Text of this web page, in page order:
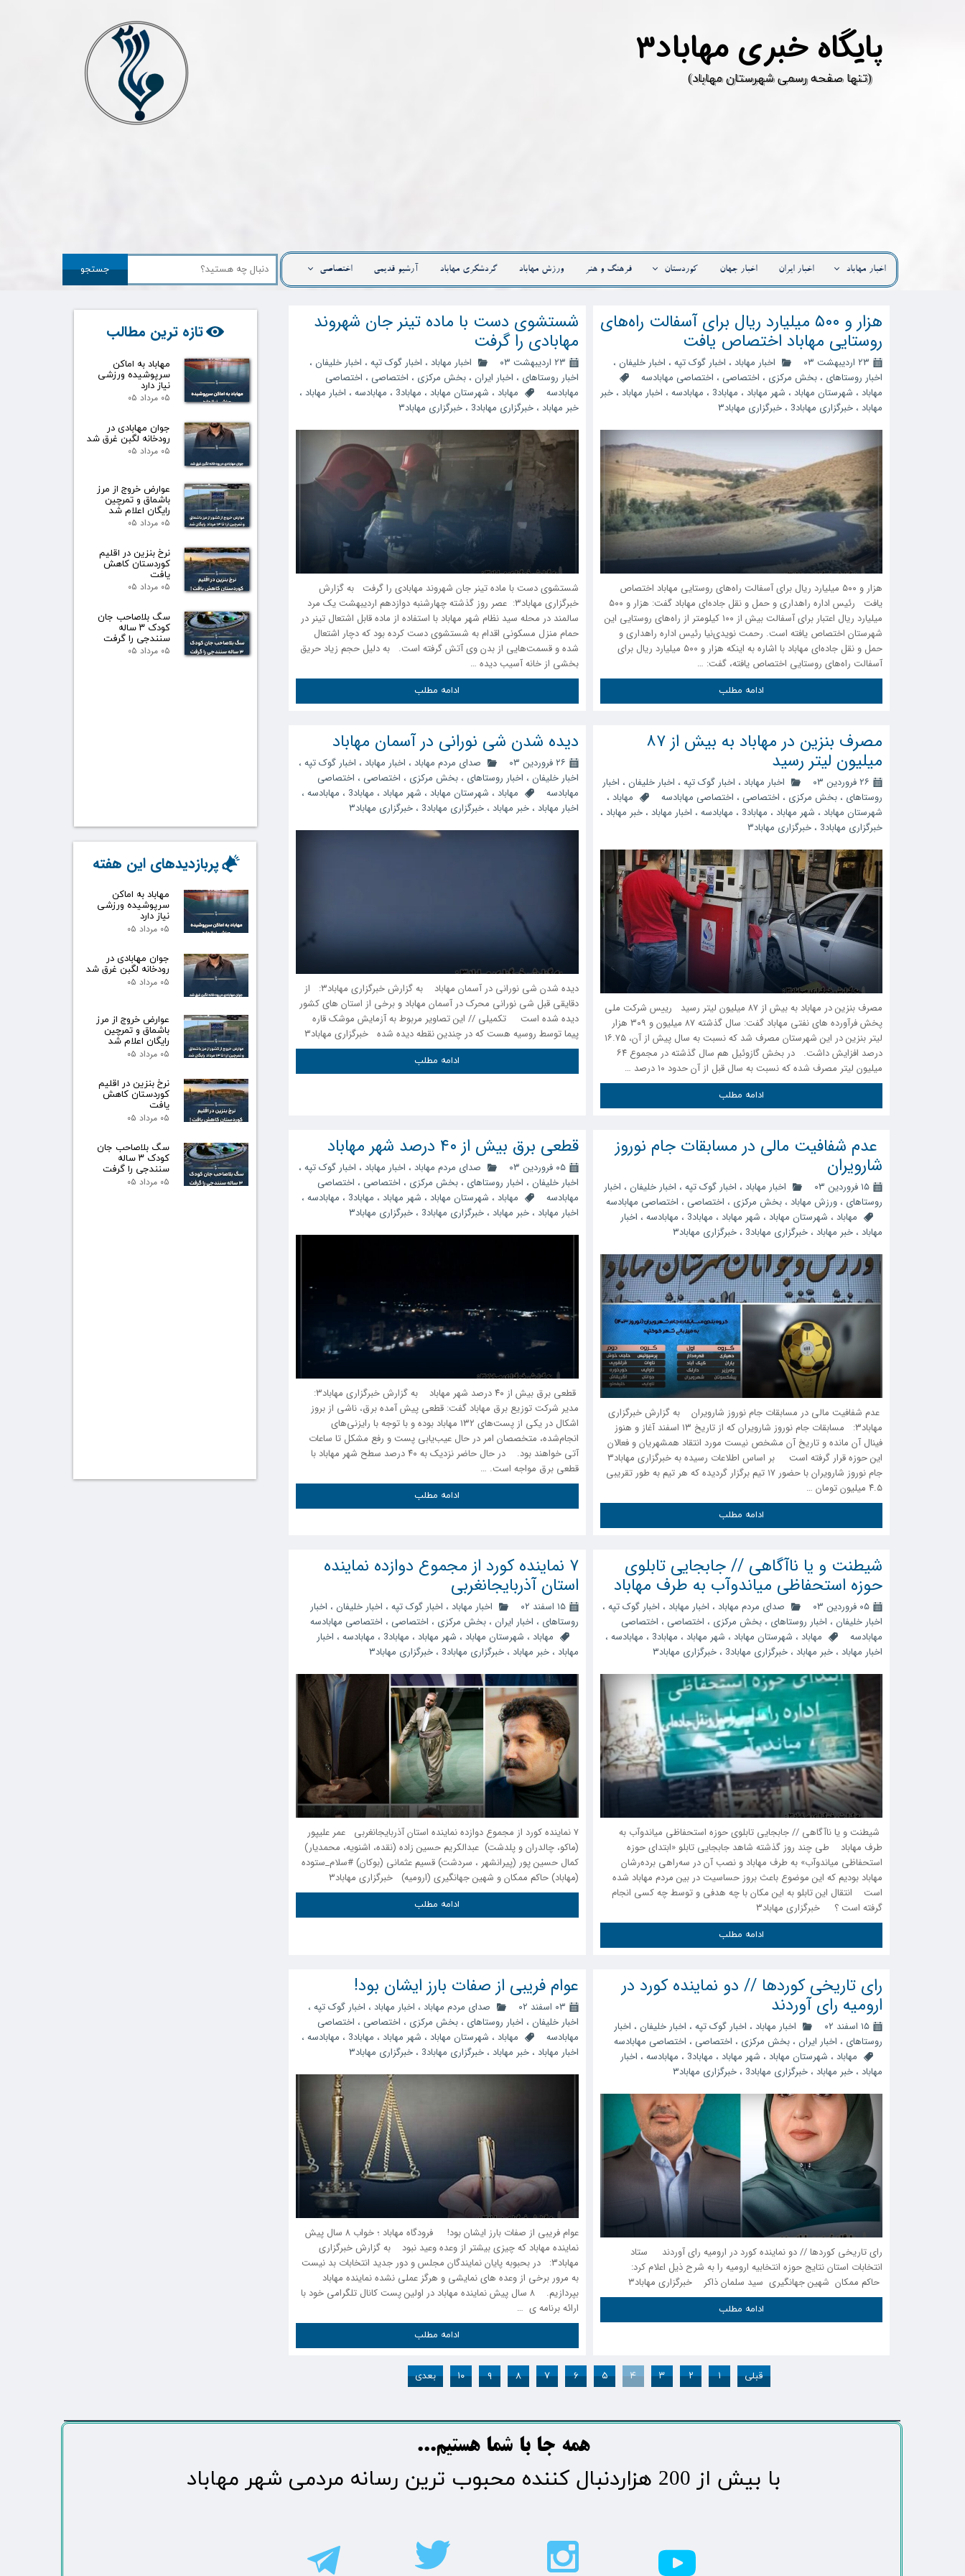
پ
​(تنها صفحه رسمی شهرستان مهاباد)
اخبار مهاباد اخبار ایران اخبار جهان کوردستان فرهنگ و هنر ورزش مهاباد گردشگری مهاباد آرشیو قدیمی اختصاصی جستجو
هزار و ۵۰۰ میلیارد ریال برای آسفالت راه‌های
روستایی مهاباد اختصاص یافت
۲۳ اردیبهشت ۰۳ اخبار مهاباد ، اخبار گوک تپه ، اخبار خلیفان ،
اخبار روستاهای ، بخش مرکزی ، اختصاصی ، اختصاصی مهابادسه
مهاباد ، شهرستان مهاباد ، شهر مهاباد ، مهاباد3 ، مهابادسه ، اخبار مهاباد ، خبر
مهاباد ، خبرگزاری مهاباد3 ، خبرگزاری مهاباد۳
هزار و ۵۰۰ میلیارد ریال برای آسفالت راه‌های روستایی مهاباد اختصاص
یافت رئیس اداره راهداری و حمل و نقل جاده‌ای مهاباد گفت: هزار و ۵۰۰
میلیارد ریال اعتبار برای آسفالت بیش از ۱۰۰ کیلومتر از راه‌های روستا‌یی این
شهرستان اختصاص یافته است. رحمت نویدی‌نیا رئیس اداره راهداری و
حمل و نقل جاده‌ای مهاباد با اشاره به اینکه هزار و ۵۰۰ میلیارد ریال برای
آسفالت راه‌های روستایی اختصاص یافته، گفت: …
ادامه مطلب
شستشوی دست با ماده تینر جان شهروند
مهابادی را گرفت
۲۳ اردیبهشت ۰۳ اخبار مهاباد ، اخبار گوک تپه ، اخبار خلیفان ،
اخبار روستاهای ، اخبار ایران ،بخش مرکزی ، اختصاصی ، اختصاصی
مهابادسه
مهاباد ، شهرستان مهاباد ، مهاباد3 ، مهابادسه ، اخبار مهاباد ،
خبر مهاباد ،خبرگزاری مهاباد3 ،خبرگزاری مهاباد۳
شستشوی دست با ماده تینر جان شهروند مهابادی را گرفت به گزارش
خبرگزاری مهاباد۳: عصر روز گذشته چهارشنبه دوازدهم اردیبهشت یک مرد
سالمند در محله سید نظام شهر مهاباد با استفاده از ماده قابل اشتعال تینر در
حمام منزل مسکونی اقدام به شستشوی دست کرده بود که دچار اشتعال
شده و قسمت‌هایی از بدن وی آتش گرفته است. به دلیل حجم زیاد حریق
بخشی از خانه آسیب دیده …
ادامه مطلب
مصرف بنزین در مهاباد به بیش از ۸۷
میلیون لیتر رسید
۲۶ فروردین ۰۳ اخبار مهاباد ، اخبار گوک تپه ، اخبار خلیفان ، اخبار
روستاهای ، بخش مرکزی ، اختصاصی ، اختصاصی مهابادسه مهاباد ،
شهرستان مهاباد ، شهر مهاباد ، مهاباد3 ، مهابادسه ، اخبار مهاباد ، خبر مهاباد ،
خبرگزاری مهاباد3 ، خبرگزاری مهاباد۳
مصرف بنزین در مهاباد به بیش از ۸۷ میلیون لیتر رسید رییس شرکت ملی
پخش فرآورده های نفتی مهاباد گفت: سال گذشته ۸۷ میلیون و ۳۰۹ هزار
لیتر بنزین در این شهرستان مصرف شد که نسبت به سال پیش از آن، ۱۶.۷۵
درصد افزایش داشت. در بخش گازوئیل هم سال گذشته در مجموع ۶۴
میلیون لیتر مصرف شده که نسبت به سال قبل از آن حدود ۱۰ درصد …
ادامه مطلب
دیده شدن شی نورانی در آسمان مهاباد
۲۶ فروردین ۰۳ صدای مردم مهاباد ، اخبار مهاباد ، اخبار گوک تپه ،
اخبار خلیفان ، اخبار روستاهای ،بخش مرکزی ، اختصاصی ، اختصاصی
مهابادسه
مهاباد ، شهرستان مهاباد ، شهر مهاباد ، مهاباد3 ، مهابادسه ،
اخبار مهاباد ،خبر مهاباد ،خبرگزاری مهاباد3 ،خبرگزاری مهاباد۳
دیده شدن شی نورانی در آسمان مهاباد به گزارش خبرگزاری مهاباد۳: از
دقایقی قبل شی نورانی محرک در آسمان مهاباد و برخی از استان های کشور
دیده شده است تکمیلی // این تصاویر مربوط به آزمایش موشک قاره
پیما توسط روسیه هست که در چندین نقطه دیده شده خبرگزاری مهاباد۳
ادامه مطلب
‍ عدم شفافیت مالی در مسابقات جام نوروز
شارویران
۱۵ فروردین ۰۳ اخبار مهاباد ، اخبار گوک تپه ، اخبار خلیفان ، اخبار
روستاهای ، ورزش مهاباد ، بخش مرکزی ، اختصاصی ، اختصاصی مهابادسه
مهاباد ، شهرستان مهاباد ، شهر مهاباد ، مهاباد3 ، مهابادسه ، اخبار
مهاباد ، خبر مهاباد ، خبرگزاری مهاباد3 ، خبرگزاری مهاباد۳
‍ عدم شفافیت مالی در مسابقات جام نوروز شارویران به گزارش خبرگزاری
مهاباد۳: مسابقات جام نوروز شارویران که از تاریخ ۱۳ اسفند آغاز و هنوز
فینال آن مانده و تاریخ آن مشخص نیست مورد انتقاد همشهریان و فعالان
این حوزه قرار گرفته است بر اساس اطلاعات رسیده به خبرگزاری مهاباد۳
جام نوروز شارویران با حضور ۱۷ تیم برگزار گردیده که هر تیم به طور تقریبی
۴.۵ میلیون تومان …
ادامه مطلب
قطعی برق بیش از ۴۰ درصد شهر مهاباد
۰۵ فروردین ۰۳ صدای مردم مهاباد ، اخبار مهاباد ، اخبار گوک تپه ،
اخبار خلیفان ، اخبار روستاهای ،بخش مرکزی ، اختصاصی ، اختصاصی
مهابادسه
مهاباد ، شهرستان مهاباد ، شهر مهاباد ، مهاباد3 ، مهابادسه ،
اخبار مهاباد ،خبر مهاباد ،خبرگزاری مهاباد3 ،خبرگزاری مهاباد۳
قطعی برق بیش از ۴۰ درصد شهر مهاباد به گزارش خبرگزاری مهاباد۳:
مدیر شرکت توزیع برق مهاباد گفت: قطعی پیش آمده برق، ناشی از بروز
اشکال در یکی از پست‌های ۱۳۲ مهاباد بوده و با توجه با رایزنی‌های
انجام‌شده، متخصصان امر در حال عیب‌یابی پست و رفع مشکل تا ساعات
آتی خواهند بود. در حال حاضر نزدیک به ۴۰ درصد سطح شهر مهاباد با
قطعی برق مواجه است. …
ادامه مطلب
شیطنت و یا ناآگاهی // جابجایی تابلوی
حوزه استحفاظی میاندوآب به طرف مهاباد
۰۵ فروردین ۰۳ صدای مردم مهاباد ، اخبار مهاباد ، اخبار گوک تپه ،
اخبار خلیفان ، اخبار روستاهای ، بخش مرکزی ، اختصاصی ، اختصاصی
مهابادسه
مهاباد ، شهرستان مهاباد ، شهر مهاباد ، مهاباد3 ، مهابادسه ،
اخبار مهاباد ، خبر مهاباد ، خبرگزاری مهاباد3 ، خبرگزاری مهاباد۳
شیطنت و یا ناآگاهی // جابجایی تابلوی حوزه استحفاظی میاندوآب به
طرف مهاباد طی چند روز گذشته شاهد جابجایی تابلو «ابتدای حوزه
استحفاظی میاندوآب» به طرف مهاباد و نصب آن در سه‌راهی برده‌رشان
مهاباد بودیم کە این موضوع باعث بروز حساسیت در بین مردم مهاباد شده
است انتقال این تابلو به این مکان با چه هدفی و توسط چه کسی انجام
گرفته است ؟ خبرگزاری مهاباد۳
ادامه مطلب
۷ نماینده کورد از مجموع دوازده نماینده
استان آذربایجانغربی
۱۵ اسفند ۰۲ اخبار مهاباد ، اخبار گوک تپه ، اخبار خلیفان ، اخبار
روستاهای ، اخبار ایران ،بخش مرکزی ، اختصاصی ، اختصاصی مهابادسه
مهاباد ، شهرستان مهاباد ، شهر مهاباد ، مهاباد3 ، مهابادسه ، اخبار
مهاباد ،خبر مهاباد ،خبرگزاری مهاباد3 ،خبرگزاری مهاباد۳
۷ نماینده کورد از مجموع دوازده نماینده استان آذربایجانغربی عمر علیپور
(ماکو، چالدران و پلدشت) عبدالکریم حسین زاده (نقده، اشنویه، محمدیار)
کمال حسین پور (پیرانشهر ، سردشت) قسیم عثمانی (بوکان) #سلام_ستوده
(مهاباد) حاکم ممکان و شهین جهانگیری (ارومیه) خبرگزاری مهاباد۳
ادامه مطلب
رای تاریخی کوردها // دو نماینده کورد در
ارومیه رای آوردند
۱۵ اسفند ۰۲ اخبار مهاباد ، اخبار گوک تپه ، اخبار خلیفان ، اخبار
روستاهای ، اخبار ایران ، بخش مرکزی ، اختصاصی ، اختصاصی مهابادسه
مهاباد ، شهرستان مهاباد ، شهر مهاباد ، مهاباد3 ، مهابادسه ، اخبار
مهاباد ، خبر مهاباد ، خبرگزاری مهاباد3 ، خبرگزاری مهاباد۳
رای تاریخی کوردها // دو نماینده کورد در ارومیه رای آوردند ستاد
انتخابات استان نتایج حوزه انتخابیه ارومیه را به شرح ذیل اعلام کرد:
حاکم ممکان شهین جهانگیری سید سلمان ذاکر خبرگزاری مهاباد۳
ادامه مطلب
عوام فریبی از صفات بارز ایشان بود!
۰۳ اسفند ۰۲ صدای مردم مهاباد ، اخبار مهاباد ، اخبار گوک تپه ،
اخبار خلیفان ، اخبار روستاهای ،بخش مرکزی ، اختصاصی ، اختصاصی
مهابادسه
مهاباد ، شهرستان مهاباد ، شهر مهاباد ، مهاباد3 ، مهابادسه ،
اخبار مهاباد ،خبر مهاباد ،خبرگزاری مهاباد3 ،خبرگزاری مهاباد۳
عوام فریبی از صفات بارز ایشان بود! فرودگاه مهاباد ؛ خواب ۸ سال پیش
نماینده مهاباد که چیزی بیشتر از وعده وعید نبود به گزارش خبرگزاری
مهاباد۳: در بحبوبه پایان نمایندگان مجلس و دور جدید انتخابات بد نیست
به مرور برخی از وعده های نمایشی و هرگز عملی نشده نماینده مهاباد
بپردازیم. ۸ سال پیش نماینده مهاباد در اولین پست کانال تلگرامی خود با
ارائه برنامه ی …
ادامه مطلب
قبلی ۱ ۲ ۳ ۴ ۵ ۶ ۷ ۸ ۹ ۱۰ بعدی
تازه ترین مطالب
مهاباد به اماکن
سرپوشیده ورزشی
نیاز دارد
۰۵ مرداد ۰۵
جوان مهابادی در
رودخانه لگبن غرق شد
۰۵ مرداد ۰۵
عوارض خروج از مرز
باشماق و تمرچین
رایگان اعلام شد
۰۵ مرداد ۰۵
نرخ بنزین در اقلیم
کوردستان کاهش
یافت
۰۵ مرداد ۰۵
سگ بلاصاحب جان
کودک ۳ ساله
سنندجی را گرفت
۰۵ مرداد ۰۵
مهاباد به اماکن
سرپوشیده ورزشی
نیاز دارد
۰۵ مرداد ۰۵
جوان مهابادی در
رودخانه لگبن غرق شد
۰۵ مرداد ۰۵
عوارض خروج از مرز
باشماق و تمرچین
رایگان اعلام شد
۰۵ مرداد ۰۵
نرخ بنزین در اقلیم
کوردستان کاهش
یافت
۰۵ مرداد ۰۵
سگ بلاصاحب جان
کودک ۳ ساله
سنندجی را گرفت
۰۵ مرداد ۰۵
پربازدیدهای این هفته
​​​همه جا با شما هستیم...​​​​​​​​​​​​​​
​با بیش از 200 هزاردنبال کننده محبوب ترین رسانه مردمی شهر مهاباد​​​​​​​​​​​​​​